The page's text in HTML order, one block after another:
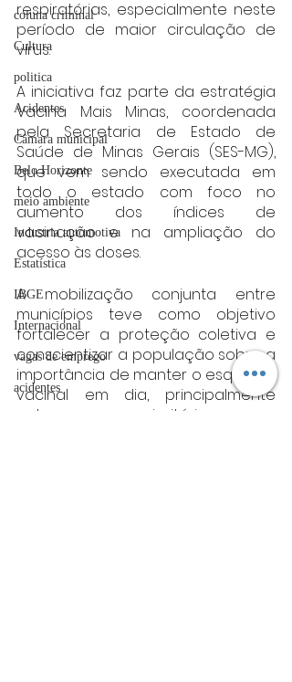
coluna criminal
Cultura
politica
Acidentes
Câmara municipal
Belo Horizonte
meio ambiente
Industria automotiva
Estatística
IBGE
Internacional
vagas de emprego
acidentes
respiratórias, especialmente neste
período de maior circulação de
vírus.
A iniciativa faz parte da estratégia
Vacina Mais Minas, coordenada
pela Secretaria de Estado de
Saúde de Minas Gerais (SES-MG),
que vem sendo executada em
todo o estado com foco no
aumento dos índices de
vacinação e na ampliação do
acesso às doses.
A mobilização conjunta entre
municípios teve como objetivo
fortalecer a proteção coletiva e
conscientizar a população sobre a
importância de manter o esquema
vacinal em dia, principalmente
entre os grupos prioritários.